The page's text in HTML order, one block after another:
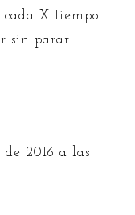
cada X tiempo
sin parar.
2016 a las